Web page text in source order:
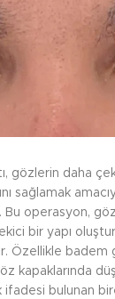
gözlerin daha
sağlamak
Bu operasyon,
bir yapı
Özellikle badem
kapaklarında
ifadesi bulunan